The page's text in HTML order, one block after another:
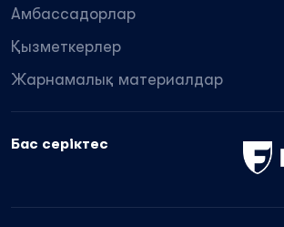
Амбассадорлар
Қызметкерлер
Жарнамалық материалдар
Бас серіктес